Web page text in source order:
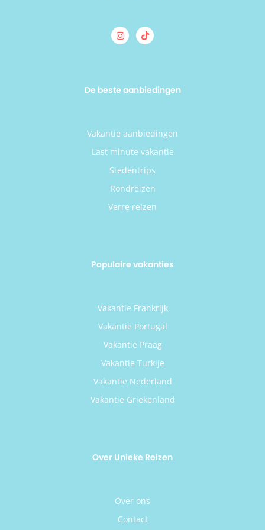
De beste aanbiedingen
Vakantie aanbiedingen
Last minute vakantie
Stedentrips
Rondreizen
Verre reizen
Populaire vakanties
Vakantie Frankrijk
Vakantie Portugal
Vakantie Praag
Vakantie Turkije
Vakantie Nederland
Vakantie Griekenland
Over Unieke Reizen
Over ons
Contact